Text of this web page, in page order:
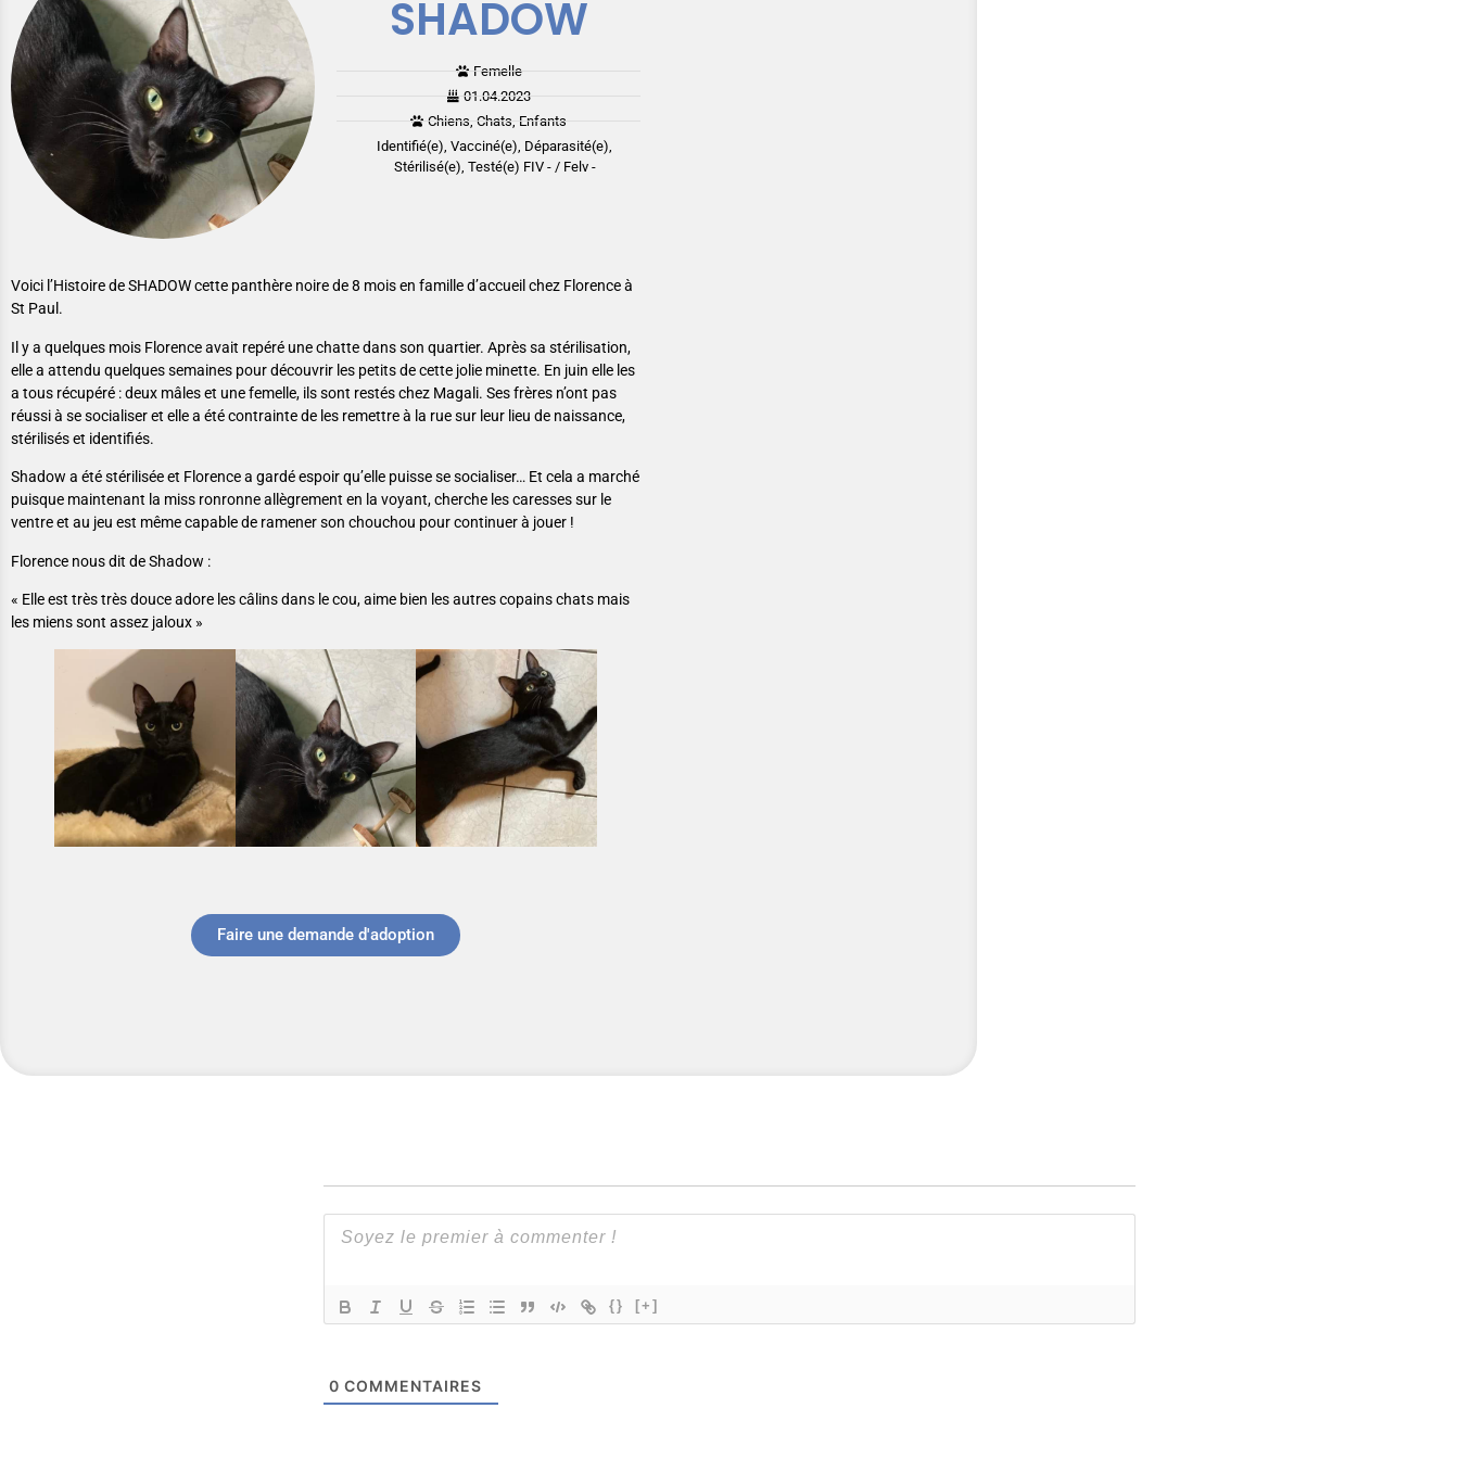
SHADOW
Femelle
01.04.2023
Chiens, Chats, Enfants
Identifié(e), Vacciné(e), Déparasité(e),
Stérilisé(e), Testé(e) FIV - / Felv -
Voici l’Histoire de SHADOW cette panthère noire de 8 mois en famille d’accueil chez Florence à
St Paul.
Il y a quelques mois Florence avait repéré une chatte dans son quartier. Après sa stérilisation,
elle a attendu quelques semaines pour découvrir les petits de cette jolie minette. En juin elle les
a tous récupéré : deux mâles et une femelle, ils sont restés chez Magali. Ses frères n’ont pas
réussi à se socialiser et elle a été contrainte de les remettre à la rue sur leur lieu de naissance,
stérilisés et identifiés.
Shadow a été stérilisée et Florence a gardé espoir qu’elle puisse se socialiser… Et cela a marché
puisque maintenant la miss ronronne allègrement en la voyant, cherche les caresses sur le
ventre et au jeu est même capable de ramener son chouchou pour continuer à jouer !
Florence nous dit de Shadow :
« Elle est très très douce adore les câlins dans le cou, aime bien les autres copains chats mais
les miens sont assez jaloux »
Faire une demande d'adoption
{} [+]
0 COMMENTAIRES